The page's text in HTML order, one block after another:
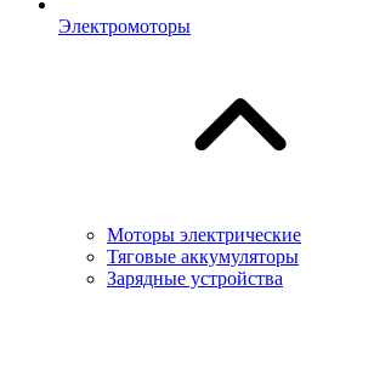
Электромоторы
Моторы электрические
Тяговые аккумуляторы
Зарядные устройства